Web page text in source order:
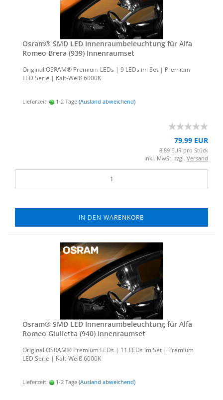
Osram® SMD LED In­nen­raum­be­leuch­tung für Alfa
Romeo Brera (939) In­nen­ra­um­set
Ori­gi­nal OSRAM® Pre­mi­um LEDs | 9 LEDs im Set | Pre­mi­um
LED Serie | Kalt-​Weiß 6000K
Lieferzeit: 1-2 Tage (Ausland abweichend)
79,99 EUR
8,89 EUR pro Stück
inkl. MwSt. zzgl. Versand
IN DEN WARENKORB
Osram® SMD LED In­nen­raum­be­leuch­tung für Alfa
Romeo Giu­li­et­ta (940) In­nen­ra­um­set
Ori­gi­nal OSRAM® Pre­mi­um LEDs | 11 LEDs im Set | Pre­mi­um
LED Serie | Kalt-​Weiß 6000K
Lieferzeit: 1-2 Tage (Ausland abweichend)